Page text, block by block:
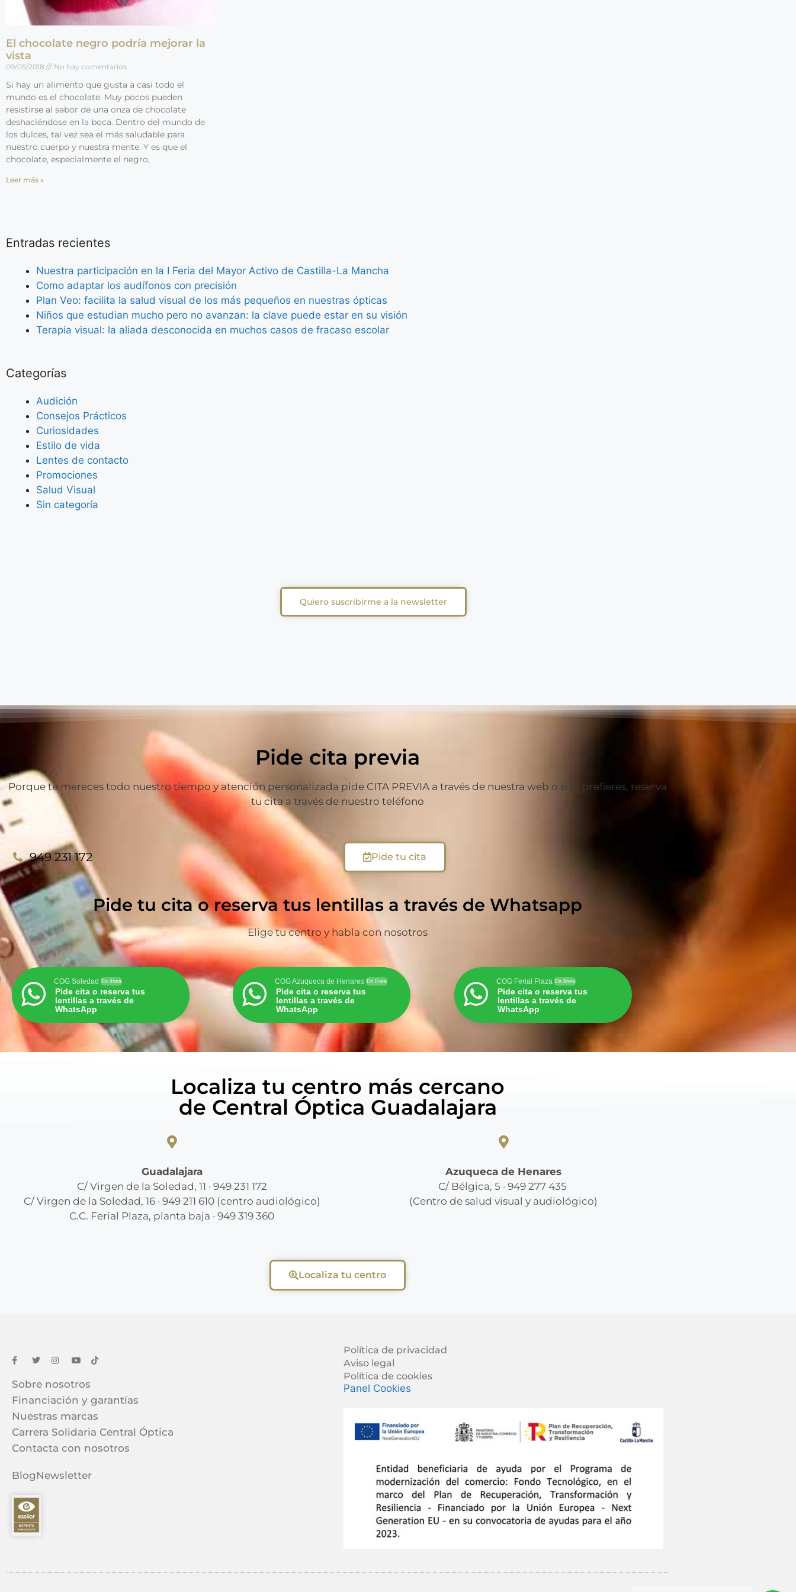
El chocolate negro podría mejorar la
vista
09/05/2018 No hay comentarios
Si hay un alimento que gusta a casi todo el
mundo es el chocolate. Muy pocos pueden
resistirse al sabor de una onza de chocolate
deshaciéndose en la boca. Dentro del mundo de
los dulces, tal vez sea el más saludable para
nuestro cuerpo y nuestra mente. Y es que el
chocolate, especialmente el negro,
Leer más »
Entradas recientes
Nuestra participación en la I Feria del Mayor Activo de Castilla-La Mancha
Como adaptar los audífonos con precisión
Plan Veo: facilita la salud visual de los más pequeños en nuestras ópticas
Niños que estudian mucho pero no avanzan: la clave puede estar en su visión
Terapia visual: la aliada desconocida en muchos casos de fracaso escolar
Categorías
Audición
Consejos Prácticos
Curiosidades
Estilo de vida
Lentes de contacto
Promociones
Salud Visual
Sin categoría
Quiero suscribirme a la newsletter
Pide cita previa
Porque te mereces todo nuestro tiempo y atención personalizada pide CITA PREVIA a través de nuestra web o si lo prefieres, reserva
tu cita a través de nuestro teléfono
949 231 172 Pide tu cita
Pide tu cita o reserva tus lentillas a través de Whatsapp
Elige tu centro y habla con nosotros
COG Soledad En línea
Pide cita o reserva tus
lentillas a través de
WhatsApp
COG Azuqueca de Henares En línea
Pide cita o reserva tus
lentillas a través de
WhatsApp
COG Ferial Plaza En línea
Pide cita o reserva tus
lentillas a través de
WhatsApp
Localiza tu centro más cercano
de Central Óptica Guadalajara
Guadalajara
C/ Virgen de la Soledad, 11 · 949 231 172
C/ Virgen de la Soledad, 16 · 949 211 610 (centro audiológico)
C.C. Ferial Plaza, planta baja · 949 319 360
Azuqueca de Henares
C/ Bélgica, 5 · 949 277 435
(Centro de salud visual y audiológico)
Localiza tu centro
Sobre nosotros
Financiación y garantías
Nuestras marcas
Carrera Solidaria Central Óptica
Contacta con nosotros
BlogNewsletter
Política de privacidad
Aviso legal
Política de cookies
Panel Cookies